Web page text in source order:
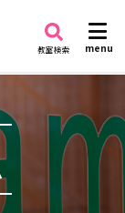
menu
教室検索